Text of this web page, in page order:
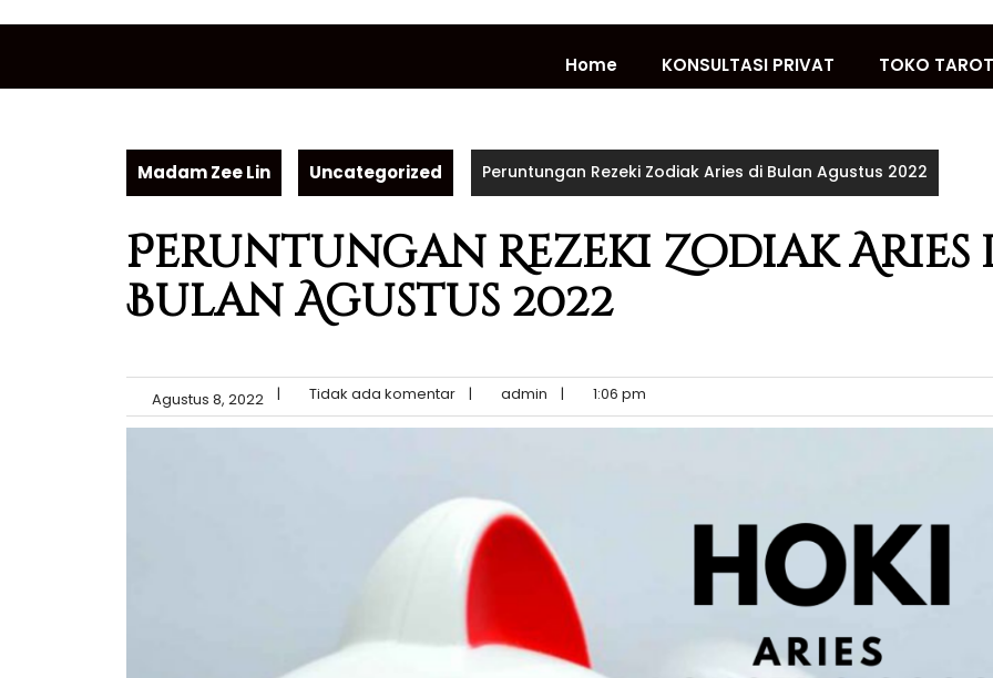
Home KONSULTASI PRIVAT TOKO TAROT
Madam Zee Lin Uncategorized Peruntungan Rezeki Zodiak Aries di Bulan Agustus 2022
Peruntungan Rezeki Zodiak Aries
Bulan Agustus 2022
Agustus 8, 2022 | Tidak ada komentar | admin | 1:06 pm